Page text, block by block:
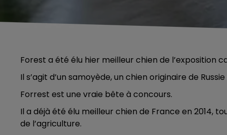
Forest a été élu hier meilleur chien de l’exposition
Il s’agit d’un samoyède, un chien originaire de
Forrest est une vraie bête à concours.
Il a déjà été élu meilleur chien de France en 2014,
de l’agriculture.